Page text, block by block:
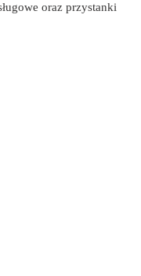
oraz przystanki